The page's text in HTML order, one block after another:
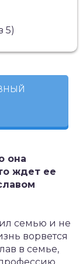
5)
она
ждет ее
семью и не
ворвется
в семье,